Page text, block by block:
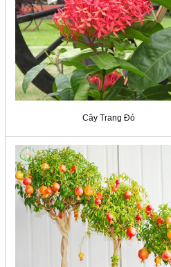
Cây Trang Đỏ